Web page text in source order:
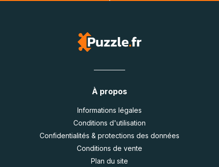
À propos
Informations légales
Conditions d'utilisation
Confidentialités & protections des données
Conditions de vente
Plan du site